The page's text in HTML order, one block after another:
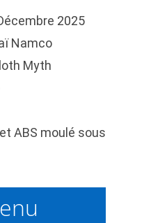
2025
Namco
Myth
ABS moulé sous